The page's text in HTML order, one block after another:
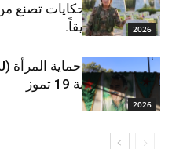
2026
الشهداء، تبرز حكايات تصنع
ومن الفقد طريقاً.
2026
احتفالية بمناسبة 19 تموز